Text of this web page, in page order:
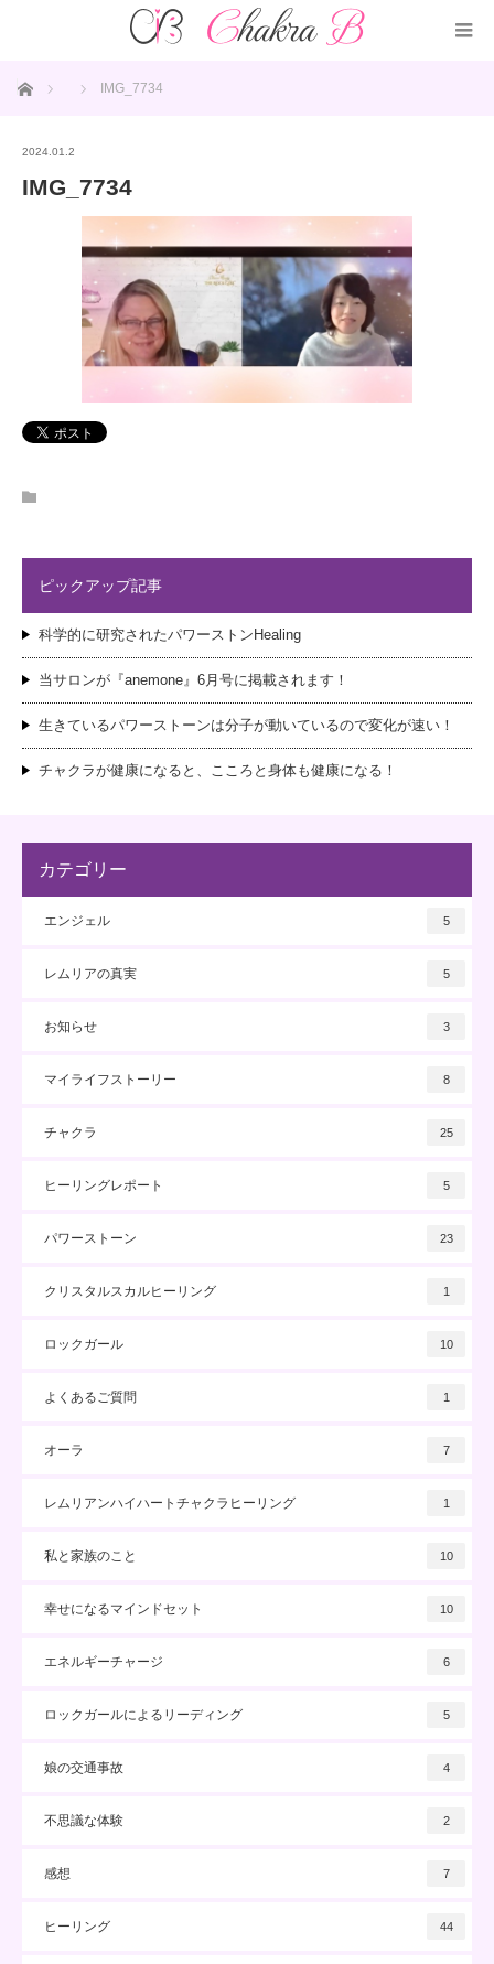
ホーム IMG_7734
2024.01.2
IMG_7734
ピックアップ記事
科学的に研究されたパワーストンHealing
当サロンが『anemone』6月号に掲載されます！
生きているパワーストーンは分子が動いているので変化が速い！
チャクラが健康になると、こころと身体も健康になる！
カテゴリー
エンジェル 5
レムリアの真実 5
お知らせ 3
マイライフストーリー 8
チャクラ 25
ヒーリングレポート 5
パワーストーン 23
クリスタルスカルヒーリング 1
ロックガール 10
よくあるご質問 1
オーラ 7
レムリアンハイハートチャクラヒーリング 1
私と家族のこと 10
幸せになるマインドセット 10
エネルギーチャージ 6
ロックガールによるリーディング 5
娘の交通事故 4
不思議な体験 2
感想 7
ヒーリング 44